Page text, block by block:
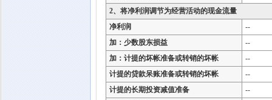
2、将净利润调节为经营活动的现金流量
净利润
--
加：少数股东损益
--
加：计提的坏帐准备或转销的坏帐
--
计提的贷款呆账准备或转销的坏帐
--
计提的长期投资减值准备
--